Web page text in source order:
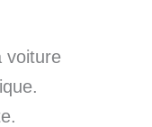
voiture